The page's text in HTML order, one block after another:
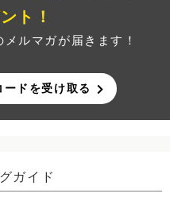
ト！
ルマガが届きます！
ドを受け取る
ガイド